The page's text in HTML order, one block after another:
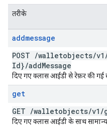
तरीके
addmessage
POST /walletobjects/v1
Id}/addMessage
दिए गए क्लास आईडी से रेफ़र की गई
get
GET /walletobjects/v1 /
दिए गए क्लास आईडी के साथ